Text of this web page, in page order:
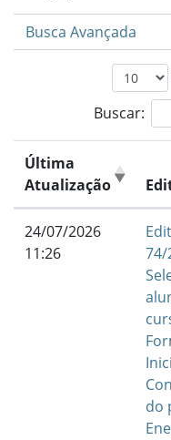
Busca Avançada
Buscar:
Última
Atualização
24/07/2026
11:26
74/
do